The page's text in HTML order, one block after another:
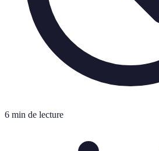
6 min de lecture